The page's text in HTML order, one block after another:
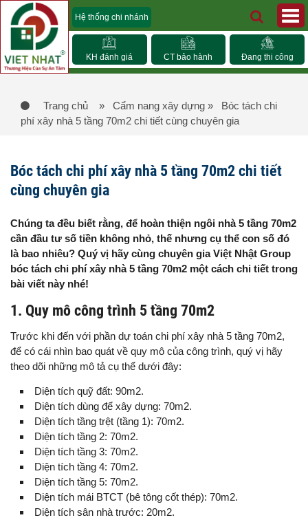
Hệ thống chi nhánh
KH đánh giá CT bảo hành Đang thi công
Trang chủ » Cẩm nang xây dựng » Bóc tách chi
phí xây nhà 5 tầng 70m2 chi tiết cùng chuyên gia
Bóc tách chi phí xây nhà 5 tầng 70m2 chi tiết
cùng chuyên gia
Chúng ta đều biết rằng, để hoàn thiện ngôi nhà 5 tầng 70m2
cần đầu tư số tiền không nhỏ, thế nhưng cụ thể con số đó
là bao nhiêu? Quý vị hãy cùng chuyên gia Việt Nhật Group
bóc tách chi phí xây nhà 5 tầng 70m2 một cách chi tiết trong
bài viết này nhé!
1. Quy mô công trình 5 tầng 70m2
Trước khi đến với phần dự toán chi phí xây nhà 5 tầng 70m2,
để có cái nhìn bao quát về quy mô của công trình, quý vị hãy
theo dõi những mô tả cụ thể dưới đây:
Diện tích quỹ đất: 90m2.
Diện tích dùng để xây dựng: 70m2.
Diện tích tầng trệt (tầng 1): 70m2.
Diện tích tầng 2: 70m2.
Diện tích tầng 3: 70m2.
Diện tích tầng 4: 70m2.
Diện tích tầng 5: 70m2.
Diện tích mái BTCT (bê tông cốt thép): 70m2.
Diện tích sân nhà trước: 20m2.